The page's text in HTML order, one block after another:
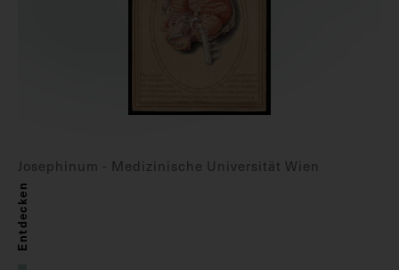
Josephinum - Medizinische Universität Wien
Entdecken